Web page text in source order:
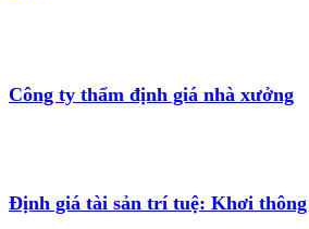
Công ty thẩm định giá nhà xưởng
Định giá tài sản trí tuệ: Khơi